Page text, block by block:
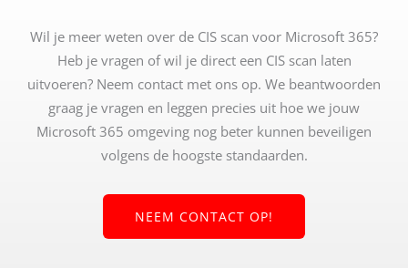
Wil je meer weten over de CIS scan voor Microsoft 365?
Heb je vragen of wil je direct een CIS scan laten
uitvoeren? Neem contact met ons op. We beantwoorden
graag je vragen en leggen precies uit hoe we jouw
Microsoft 365 omgeving nog beter kunnen beveiligen
volgens de hoogste standaarden.
NEEM CONTACT OP!